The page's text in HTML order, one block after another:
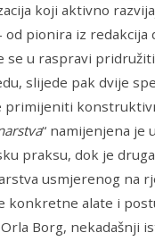
koji aktivno
od pionira iz
se u raspravi
slijede pak dvije
primijeniti
“ namijenjena je
praksu, dok je druga
usmjerenog na
konkretne alate i
Borg, nekadašnji